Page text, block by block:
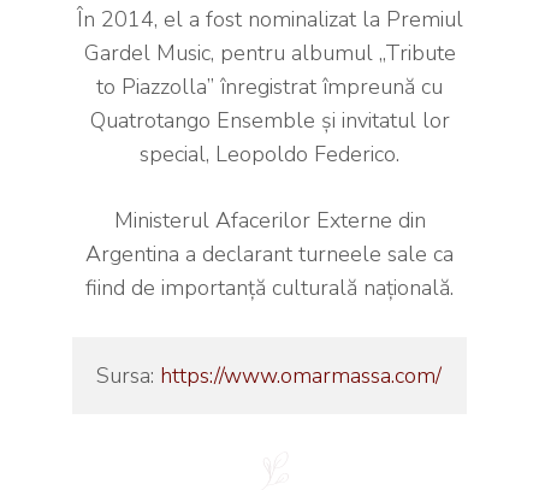
În 2014, el a fost nominalizat la Premiul
Gardel Music, pentru albumul „Tribute
to Piazzolla” înregistrat împreună cu
Quatrotango Ensemble şi invitatul lor
special, Leopoldo Federico.
Ministerul Afacerilor Externe din
Argentina a declarant turneele sale ca
fiind de importanță culturală națională.
Sursa: https://www.omarmassa.com/